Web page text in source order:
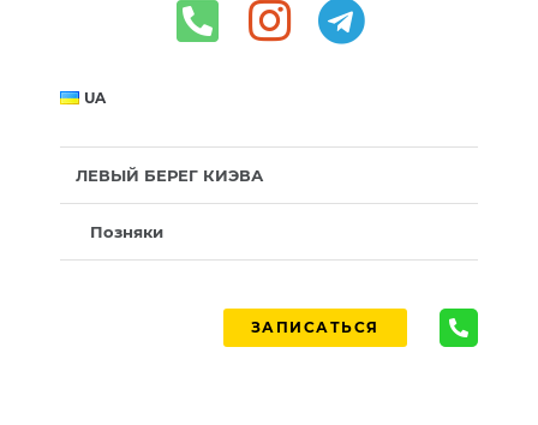
UA
ЛЕВЫЙ БЕРЕГ КИЭВА
Позняки
ЗАПИСАТЬСЯ